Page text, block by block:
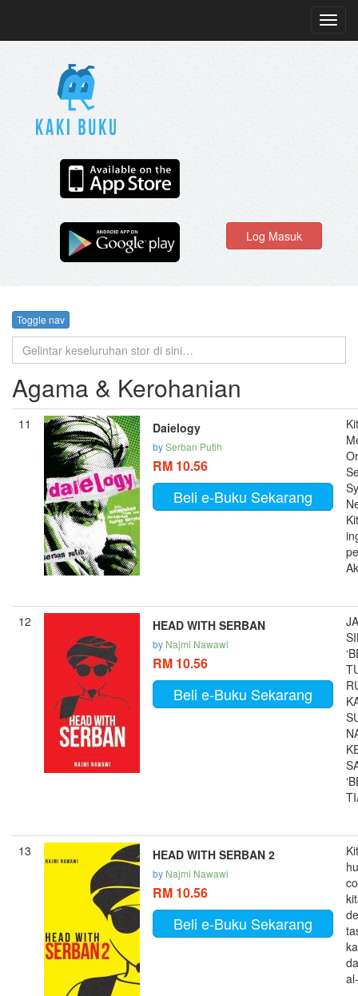
Log Masuk
Toggle nav
Agama & Kerohanian
11 Daielogy
bySerban Putih
RM 10.56
Beli e-Buku Sekarang
12 HEAD WITH SERBAN
by Najmi Nawawi
RM 10.56
Beli e-Buku Sekarang
13 HEAD WITH SERBAN 2
by Najmi Nawawi
RM 10.56
Beli e-Buku Sekarang